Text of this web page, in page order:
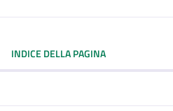
INDICE DELLA PAGINA